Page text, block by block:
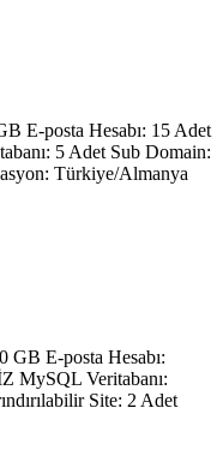
E-posta Hesabı: 15 Adet
5 Adet Sub Domain:
Türkiye/Almanya
GB E-posta Hesabı:
MySQL Veritabanı:
Site: 2 Adet